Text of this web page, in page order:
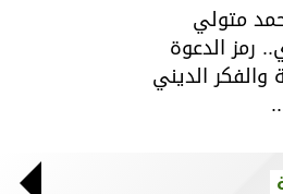
متولي
رمز الدعوة
والفكر الديني